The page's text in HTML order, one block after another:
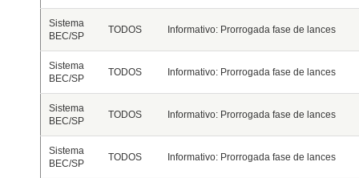
Sistema
BEC/SP
TODOS Informativo: Prorrogada fase de lances
Sistema
BEC/SP
TODOS Informativo: Prorrogada fase de lances
Sistema
BEC/SP
TODOS Informativo: Prorrogada fase de lances
Sistema
BEC/SP
TODOS Informativo: Prorrogada fase de lances